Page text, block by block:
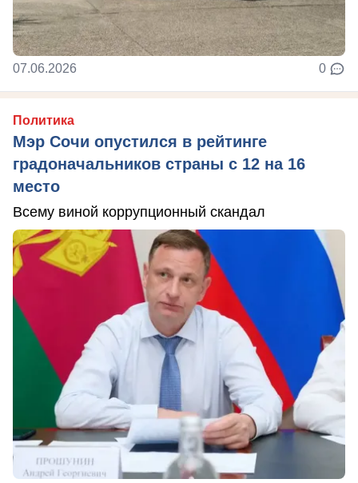
07.06.2026 0
Политика
Мэр Сочи опустился в рейтинге
градоначальников страны с 12 на 16
место
Всему виной коррупционный скандал